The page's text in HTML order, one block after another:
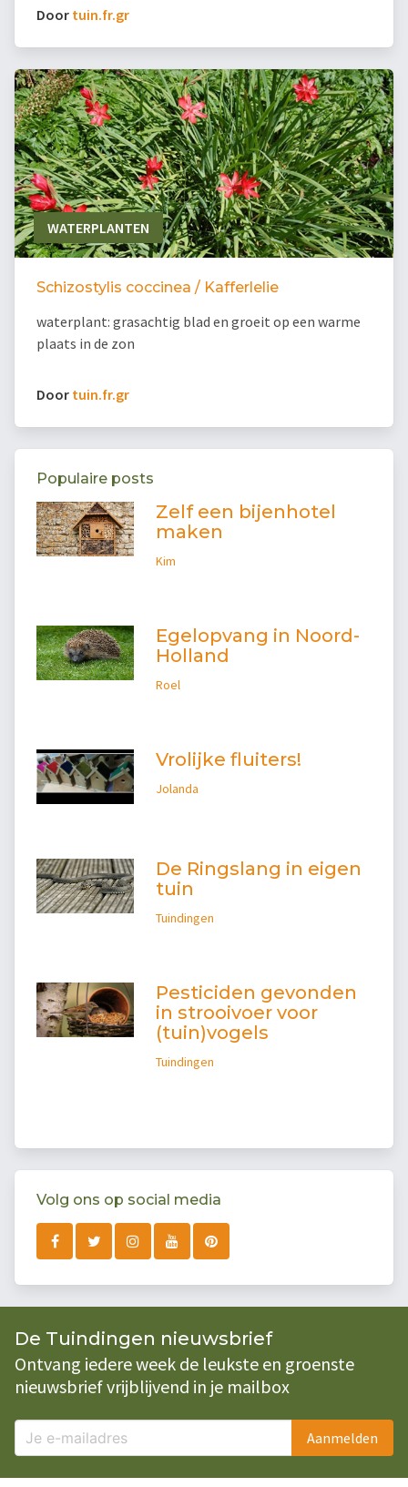
Door tuin.fr.gr
WATERPLANTEN
Schizostylis coccinea / Kafferlelie
waterplant: grasachtig blad en groeit op een warme
plaats in de zon
Door tuin.fr.gr
Populaire posts
Zelf een bijenhotel
maken
Kim
Egelopvang in Noord-
Holland
Roel
Vrolijke fluiters!
Jolanda
De Ringslang in eigen
tuin
Tuindingen
Pesticiden gevonden
in strooivoer voor
(tuin)vogels
Tuindingen
Volg ons op social media
De Tuindingen nieuwsbrief
Ontvang iedere week de leukste en groenste
nieuwsbrief vrijblijvend in je mailbox
Aanmelden